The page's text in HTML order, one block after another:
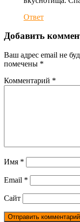
Ответ
Добавить
Ваш адрес email не
помечены *
Комментарий *
Имя *
Email *
Сайт